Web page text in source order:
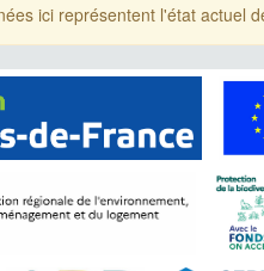
ici représentent l'état actuel